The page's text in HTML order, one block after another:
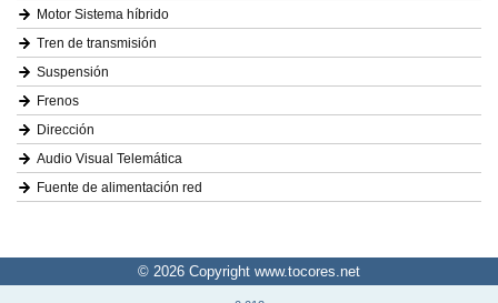
Motor Sistema híbrido
Tren de transmisión
Suspensión
Frenos
Dirección
Audio Visual Telemática
Fuente de alimentación red
© 2026 Copyright www.tocores.net